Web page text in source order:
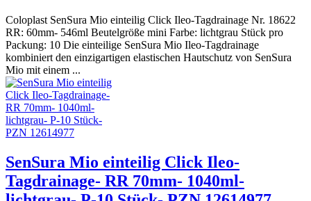
Coloplast SenSura Mio einteilig Click Ileo-Tagdrainage Nr. 18622
RR: 60mm- 546ml Beutelgröße mini Farbe: lichtgrau Stück pro
Packung: 10 Die einteilige SenSura Mio Ileo-Tagdrainage
kombiniert den einzigartigen elastischen Hautschutz von SenSura
Mio mit einem ...
SenSura Mio einteilig Click Ileo-
Tagdrainage- RR 70mm- 1040ml-